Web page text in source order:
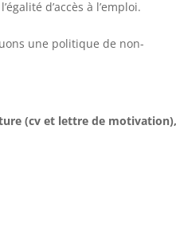
d’accès à l’emploi.
une politique de non-
(cv et lettre de